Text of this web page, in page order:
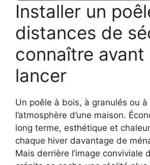
Installer un
distances de
connaître avant
lancer
Un poêle à bois, à granulés ou
l’atmosphère d’une maison.
long terme, esthétique et
chaque hiver davantage de
Mais derrière l’image conviviale